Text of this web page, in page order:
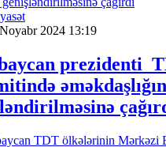
2024 13:19
prezidenti